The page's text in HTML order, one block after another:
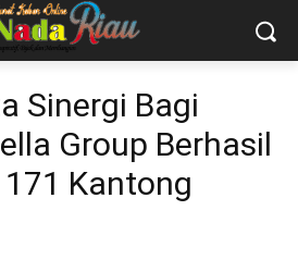
Sinergi Bagi
Group Berhasil
Kantong